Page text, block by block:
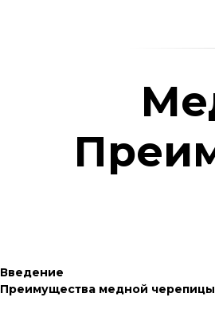
Введение
Преимущества медной черепицы